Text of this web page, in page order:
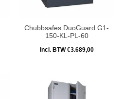
Chubbsafes DuoGuard G1-
150-KL-PL-60
Incl. BTW €3.689,00